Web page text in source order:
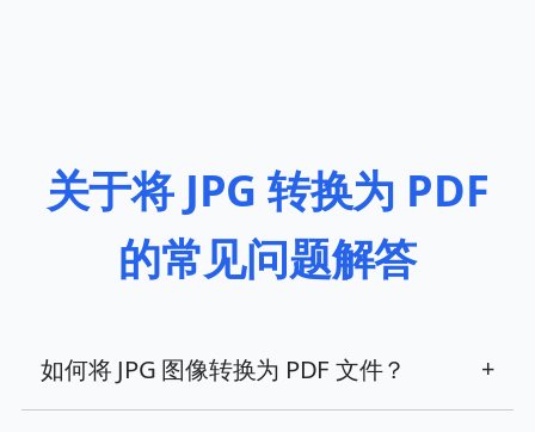
关于将 JPG 转换为 PDF
的常见问题解答
如何将 JPG 图像转换为 PDF 文件？ +